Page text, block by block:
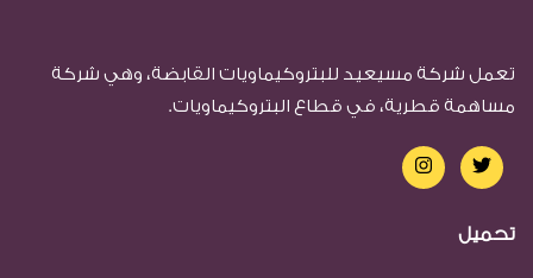
تعمل شركة مسيعيد للبتروكيماويات القابضة، وهي شركة
مساهمة قطرية، في قطاع البتروكيماويات.
تحميل